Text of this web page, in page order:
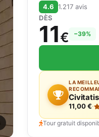
4.6 1.217 avis
DÈS
11€ −39%
LA
Civitatis
11,00 €·
Tour gratuit